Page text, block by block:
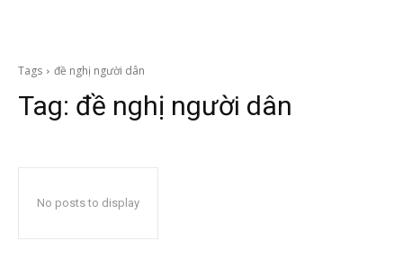
Tags đề nghị người dân
Tag: đề nghị người dân
No posts to display